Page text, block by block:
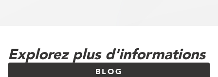
Explorez plus d'informations
BLOG